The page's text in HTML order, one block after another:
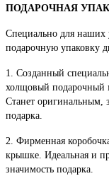
ПОДАРОЧНАЯ
Специально для
подарочную упаковку
1. Созданный
холщовый подарочный
Станет
подарка.
2. Фирменная
крышке. Идеальная и
значимость подарка.